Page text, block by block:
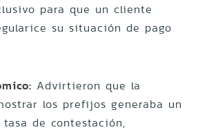
para que un cliente
su situación de pago
Advirtieron que la
los prefijos generaba un
de contestación,